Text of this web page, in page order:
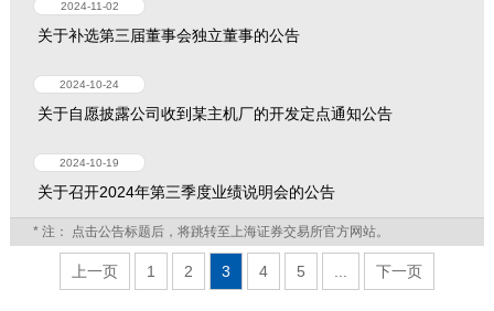
2024-11-02
关于补选第三届董事会独立董事的公告
2024-10-24
关于自愿披露公司收到某主机厂的开发定点通知公告
2024-10-19
关于召开2024年第三季度业绩说明会的公告
* 注： 点击公告标题后，将跳转至上海证券交易所官方网站。
上一页 1 2 3 4 5 下一页